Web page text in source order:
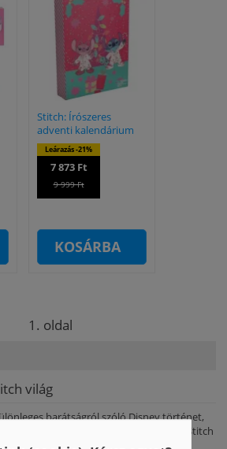
Stitch: Írószeres
adventi kalendárium
Leárazás -21%
7 873 Ft
9 999 Ft
KOSÁRBA
1. oldal
világ
barátságról szóló Disney történet,
az űrből érkezett, csínytevő kis lény, Stitch
imádják Stitch mókás, bohókás